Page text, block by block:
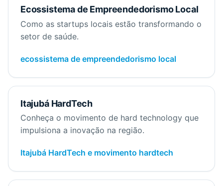
Ecossistema de Empreendedorismo Local
Como as startups locais estão transformando o
setor de saúde.
ecossistema de empreendedorismo local
Itajubá HardTech
Conheça o movimento de hard technology que
impulsiona a inovação na região.
Itajubá HardTech e movimento hardtech